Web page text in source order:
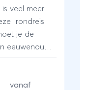
veel meer
rondreis
je de
eeuwenoude
Bali, waar
vanaf